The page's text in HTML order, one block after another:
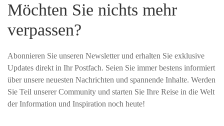
Möchten Sie nichts mehr
verpassen?
Abonnieren Sie unseren Newsletter und erhalten Sie exklusive
Updates direkt in Ihr Postfach. Seien Sie immer bestens informiert
über unsere neuesten Nachrichten und spannende Inhalte. Werden
Sie Teil unserer Community und starten Sie Ihre Reise in die Welt
der Information und Inspiration noch heute!